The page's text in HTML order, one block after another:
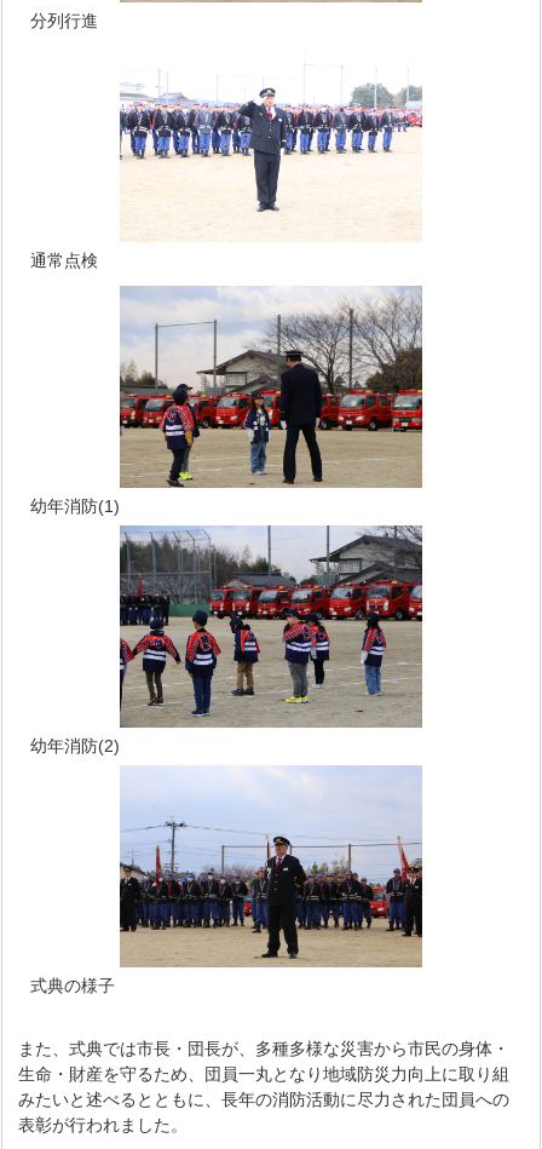
分列行進
通常点検
幼年消防(1)
幼年消防(2)
式典の様子
また、式典では市長・団長が、多種多様な災害から市民の身体・
生命・財産を守るため、団員一丸となり地域防災力向上に取り組
みたいと述べるとともに、長年の消防活動に尽力された団員への
表彰が行われました。